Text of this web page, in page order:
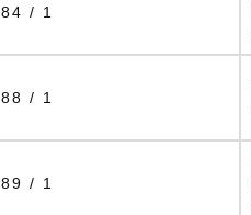
/ 1
/ 1
/ 1